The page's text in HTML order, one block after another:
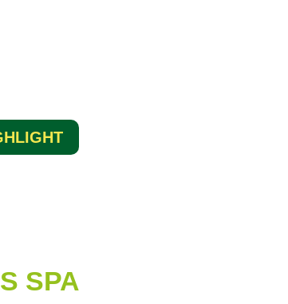
SPA